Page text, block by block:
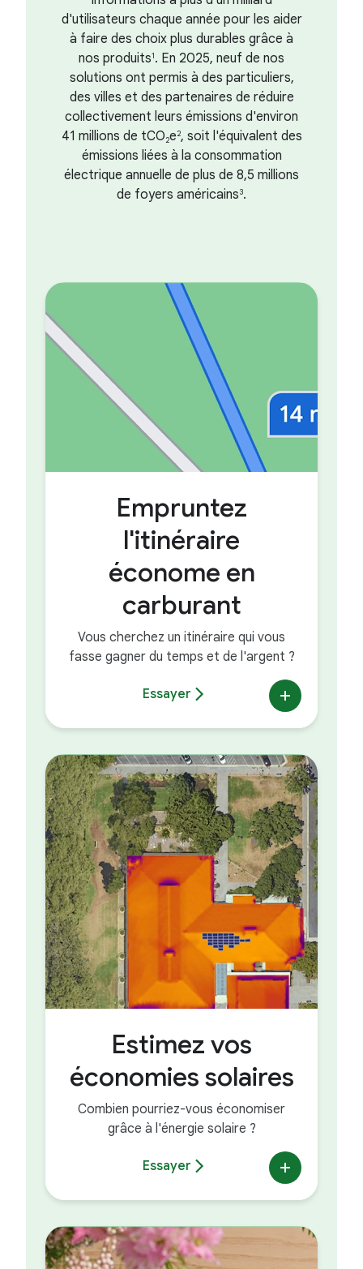
d'utilisateurs chaque année pour les aider
à faire des choix plus durables grâce à
nos produits1 . En 2025, neuf de nos
solutions ont permis à des particuliers,
des villes et des partenaires de réduire
collectivement leurs émissions d'environ
41 millions de tCO2e2, soit l'équivalent des
émissions liées à la consommation
électrique annuelle de plus de 8,5 millions
de foyers américains3.
Empruntez
l'itinéraire
économe en
carburant
Vous cherchez un itinéraire qui vous
fasse gagner du temps et de l'argent ?
Essayer
Estimez vos
économies solaires
Combien pourriez-vous économiser
grâce à l'énergie solaire ?
Essayer